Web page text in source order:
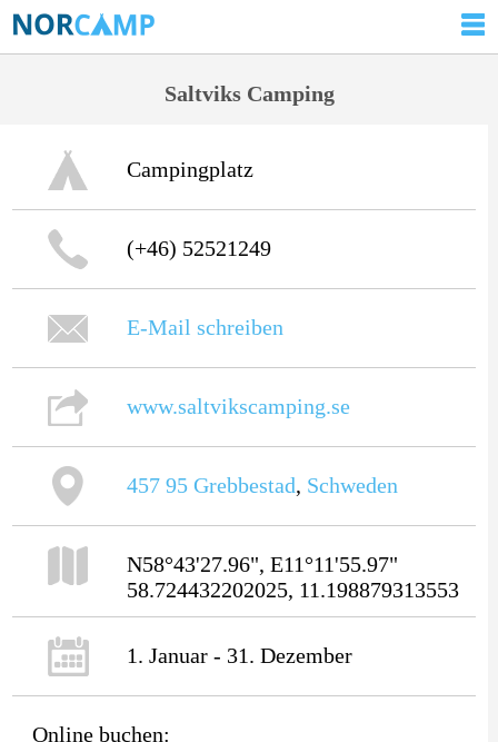
Saltviks Camping
Campingplatz
(+46) 52521249
E-Mail schreiben
www.saltvikscamping.se
457 95 Grebbestad, Schweden
N58°43'27.96", E11°11'55.97"
58.724432202025, 11.198879313553
1. Januar - 31. Dezember
Online buchen: